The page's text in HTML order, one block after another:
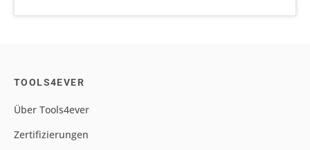
TOOLS4EVER
Über Tools4ever
Zertifizierungen